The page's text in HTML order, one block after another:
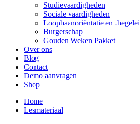
Studievaardigheden
Sociale vaardigheden
Loopbaanoriëntatie en -
Burgerschap
Gouden Weken Pakket
Over ons
Blog
Contact
Demo aanvragen
Shop
Home
Lesmateriaal